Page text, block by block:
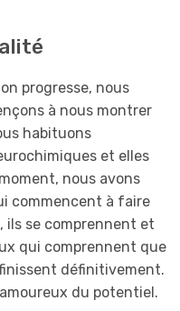
progresse, nous
à nous montrer
habituons
et elles
nous avons
commencent à faire
ils se comprennent et
qui comprennent que
finissent définitivement.
du potentiel.